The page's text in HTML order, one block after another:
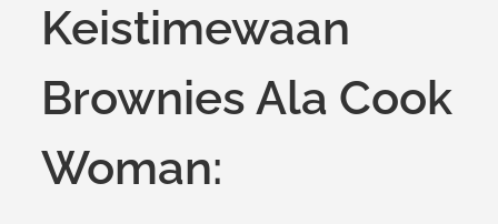
Keistimewaan
Brownies Ala Cook
Woman: